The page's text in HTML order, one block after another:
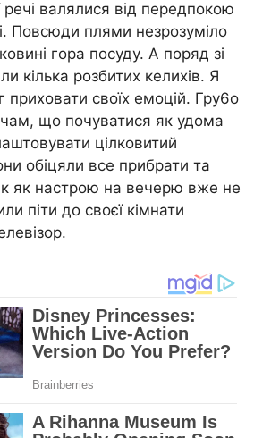
речі валялися від передпокою
Повсюди плями незрозуміло
гора посуду. А поряд зі
кілька розбитих келихів. Я
приховати своїх емоцій. Гру6о
що почуватися як удома
цілковитий
обіцяли все прибрати та
як настрою на вечерю вже не
піти до своєї кімнати